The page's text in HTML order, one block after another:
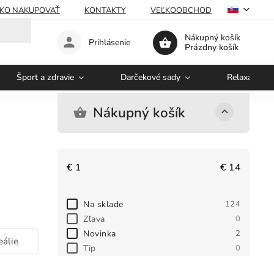
NAKUPOVAŤ KONTAKTY VEĽKOOBCHOD
Nákupný košík
Prázdny košík
Prihlásenie
Šport a zdravie Darčekové sady Relaxácia a
Nákupný košík
€ 1 € 14
Na sklade 124
Zľava 0
Novinka 2
Tip 0